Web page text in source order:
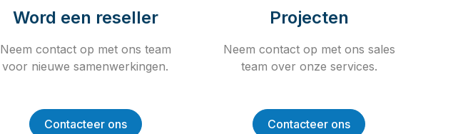
Word een reseller
Neem contact op met ons team
voor nieuwe samenwerkingen.
Contacteer ons
Projecten
Neem contact op met ons sales
team over onze services.
Contacteer ons